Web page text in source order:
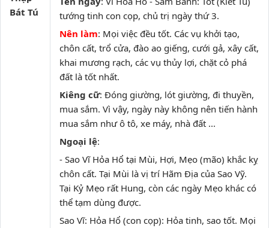
Bát Tú
tướng tinh con cọp, chủ trị ngày thứ 3.
Nên làm: Mọi việc đều tốt. Các vụ khởi tạo,
chôn cất, trổ cửa, đào ao giếng, cưới gả, xây cất,
khai mương rạch, các vụ thủy lợi, chặt cỏ phá
đất là tốt nhất.
Kiêng cữ: Đóng giường, lót giường, đi thuyền,
mua sắm. Vì vậy, ngày này không nên tiến hành
mua sắm như ô tô, xe máy, nhà đất ...
Ngoại lệ:
- Sao Vĩ Hỏa Hổ tại Mùi, Hợi, Mẹo (mão) khắc kỵ
chôn cất. Tại Mùi là vị trí Hãm Địa của Sao Vỹ.
Tại Kỷ Mẹo rất Hung, còn các ngày Mẹo khác có
thể tạm dùng được.
Sao Vĩ: Hỏa Hổ (con cọp): Hỏa tinh, sao tốt. Mọi